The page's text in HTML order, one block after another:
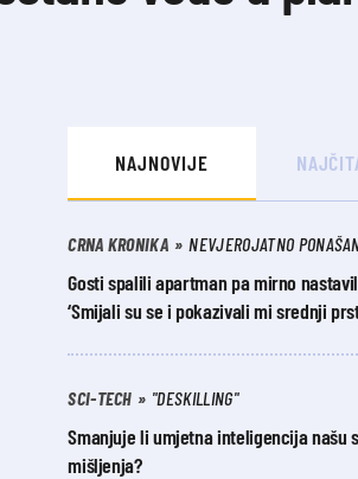
NAJNOVIJE
CRNA KRONIKA NEVJEROJATNO
Gosti spalili apartman pa mirno
‘Smijali su se i pokazivali mi srednji
SCI-TECH "DESKILLING"
Smanjuje li umjetna inteligencija našu
mišljenja?